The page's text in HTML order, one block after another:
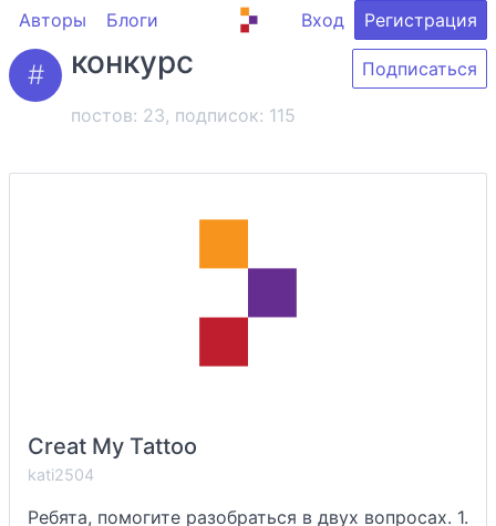
Авторы Блоги Вход Регистрация
конкурс
постов: 23, подписок: 115
Подписаться
Creat My Tattoo
kati2504
Ребята, помогите разобраться в двух вопросах. 1.